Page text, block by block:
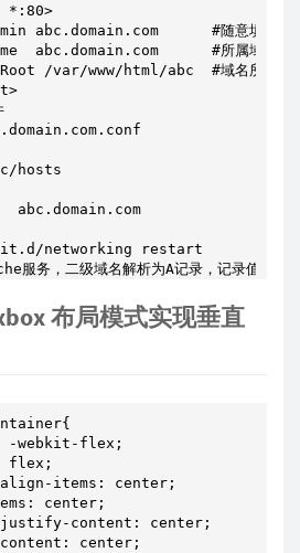
*:80>
abc.domain.com      #随意填写
abc.domain.com      #所属域名
/var/www/html/abc  #域名所属目
服务，二级域名解析为A记录，记录值为服
布局模式实现垂直
-webkit-flex;
flex;
items: center;
center;
content: center;
center;